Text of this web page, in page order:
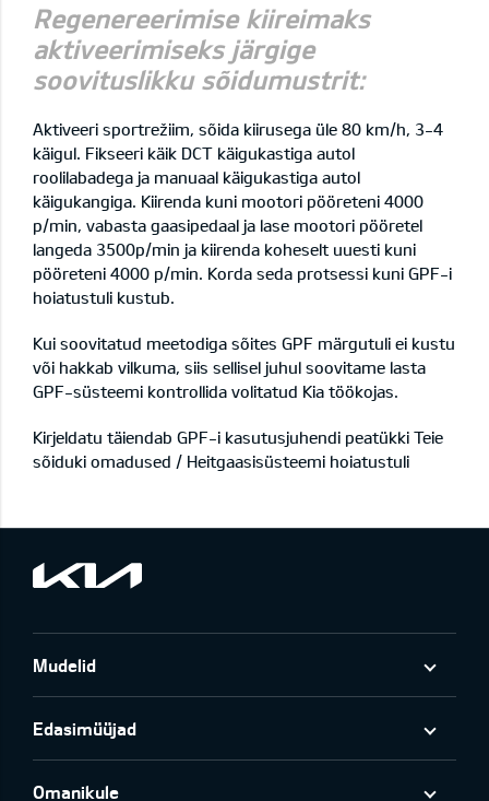
Regenereerimise kiireimaks
aktiveerimiseks järgige
soovituslikku sõidumustrit:
Aktiveeri sportrežiim, sõida kiirusega üle 80 km/h, 3-4
käigul. Fikseeri käik DCT käigukastiga autol
roolilabadega ja manuaal käigukastiga autol
käigukangiga. Kiirenda kuni mootori pööreteni 4000
p/min, vabasta gaasipedaal ja lase mootori pööretel
langeda 3500p/min ja kiirenda koheselt uuesti kuni
pööreteni 4000 p/min. Korda seda protsessi kuni GPF-i
hoiatustuli kustub.
Kui soovitatud meetodiga sõites GPF märgutuli ei kustu
või hakkab vilkuma, siis sellisel juhul soovitame lasta
GPF-süsteemi kontrollida volitatud Kia töökojas.
Kirjeldatu täiendab GPF-i kasutusjuhendi peatükki Teie
sõiduki omadused / Heitgaasisüsteemi hoiatustuli
Mudelid
Edasimüüjad
Omanikule